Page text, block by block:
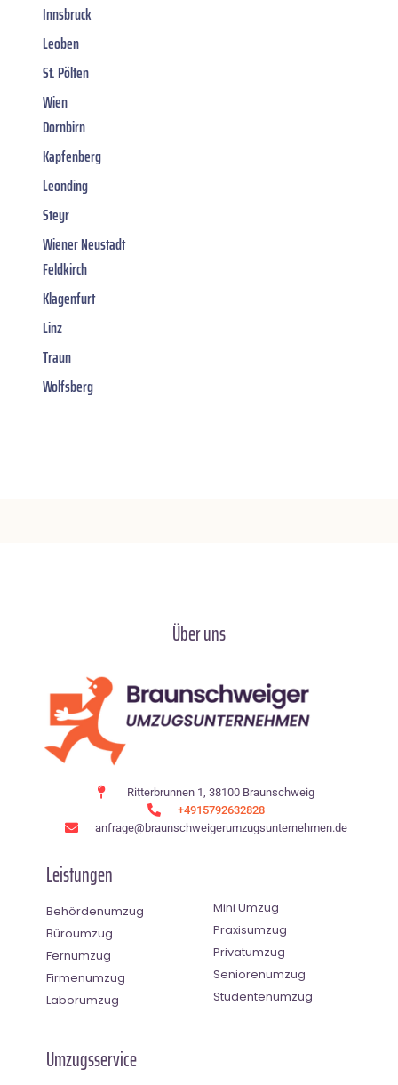
Innsbruck
Leoben
St. Pölten
Wien
Dornbirn
Kapfenberg
Leonding
Steyr
Wiener Neustadt
Feldkirch
Klagenfurt
Linz
Traun
Wolfsberg
Über uns
Ritterbrunnen 1, 38100 Braunschweig
+4915792632828
anfrage@braunschweigerumzugsunternehmen.de
Leistungen
Behördenumzug
Büroumzug
Fernumzug
Firmenumzug
Laborumzug
Mini Umzug
Praxisumzug
Privatumzug
Seniorenumzug
Studentenumzug
Umzugsservice